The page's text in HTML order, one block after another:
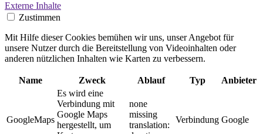
Externe Inhalte
Zustimmen
Mit Hilfe dieser Cookies bemühen wir uns, unser Angebot für
unsere Nutzer durch die Bereitstellung von Videoinhalten oder
anderen nützlichen Inhalten wie Karten zu verbessern.
Name Zweck Ablauf Typ Anbieter
GoogleMaps
Es wird eine
Verbindung mit
Google Maps
hergestellt, um
none
missing
translation:
Verbindung Google